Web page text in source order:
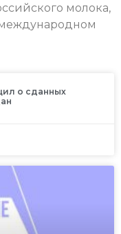
молока,
о сданных